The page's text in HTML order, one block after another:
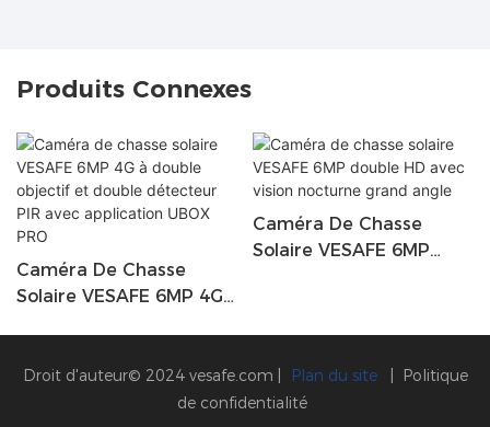
Produits Connexes
Caméra De Chasse
Solaire VESAFE 6MP 4G
Avec Application UBOX
Caméra De Chasse
Solaire VESAFE 6MP
Droit d'auteur© 2024 vesafe.com Plan du site
Politique
de confidentialité